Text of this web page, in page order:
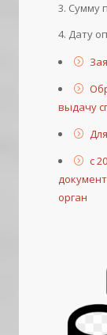
Сумму
Дату
выдачу
с
орган